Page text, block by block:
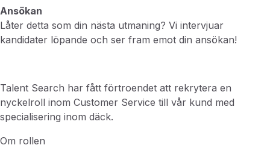
Ansökan
Låter detta som din nästa utmaning? Vi intervjuar
kandidater löpande och ser fram emot din ansökan!
Talent Search har fått förtroendet att rekrytera en
nyckelroll inom Customer Service till vår kund med
specialisering inom däck.
Om rollen